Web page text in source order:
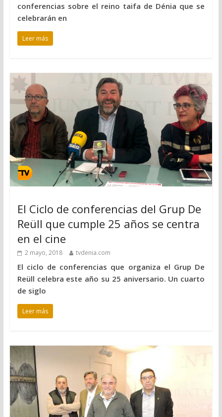
conferencias sobre el reino taifa de Dénia que se
celebrarán en
Leer más
El Ciclo de conferencias del Grup De
Reüll que cumple 25 años se centra
en el cine
2 mayo, 2018 tvdenia.com
El ciclo de conferencias que organiza el Grup De
Reüll celebra este año su 25 aniversario. Un cuarto
de siglo
Leer más